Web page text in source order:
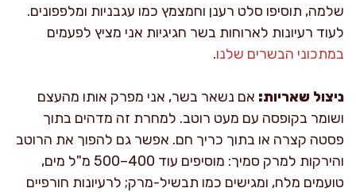
שלמה, תוסיפו סלט רענן וחמצמץ כמו עגבניות ומלפפונים.
לעוד רעיונות לארוחות בשר חגיגיות אני מציץ לפעמים
במתכוני הבשרים שלנו.
ניצול שאריות: אם נשאר בשר, אני מפרק אותו מהעצם
ושומר בקופסה עם מעט רוטב. למחרת זה מדהים בתוך
פסטה קצרה או בתוך כריך חם. אפשר גם להפוך את הרוטב
והירקות למרק סמיך: מוסיפים עוד 400–500 מ"ל מים,
טועמים מלח, ומגישים כמו תבשיל-מרק; לרעיונות חורפיים